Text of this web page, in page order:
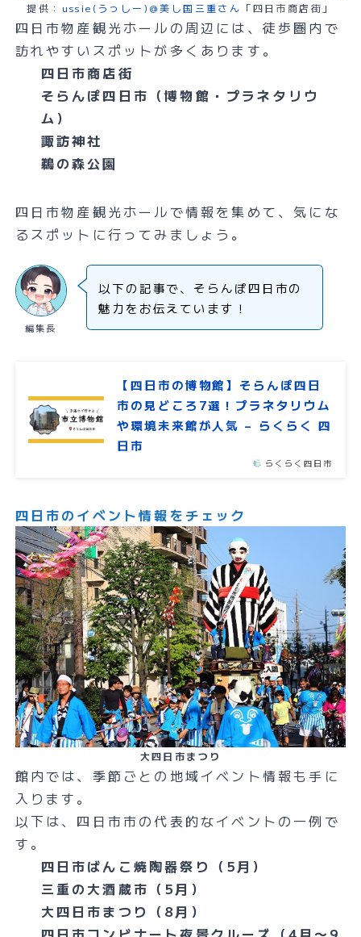
提供： ussie(うっしー)@美し国三重さん 「四日市商店街」
四日市物産観光ホールの周辺には、徒歩圏内で
訪れやすいスポットが多くあります。
四日市商店街
そらんぽ四日市（博物館・プラネタリウ
ム）
諏訪神社
鵜の森公園
四日市物産観光ホールで情報を集めて、気にな
るスポットに行ってみましょう。
編集長
以下の記事で、そらんぽ四日市の
魅力をお伝えています！
【四日市の博物館】そらんぽ四日
市の見どころ7選！プラネタリウム
や環境未来館が人気 – らくらく 四
日市
らくらく四日市
四日市のイベント情報をチェック
大四日市まつり
館内では、季節ごとの地域イベント情報も手に
入ります。
以下は、四日市市の代表的なイベントの一例で
す。
四日市ばんこ焼陶器祭り（5月）
三重の大酒蔵市（5月）
大四日市まつり（8月）